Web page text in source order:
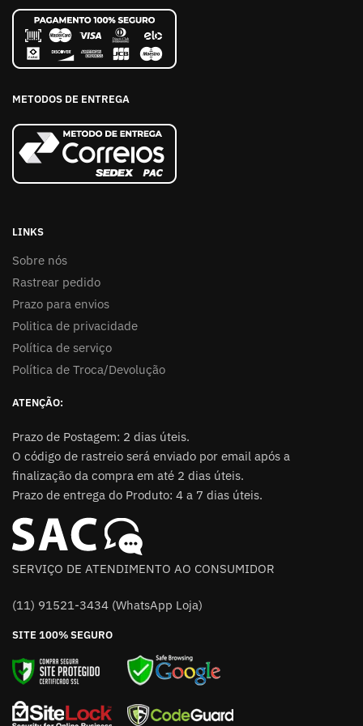
METODOS DE ENTREGA
LINKS
Sobre nós
Rastrear pedido
Prazo para envios
Politica de privacidade
Política de serviço
Política de Troca/Devolução
ATENÇÃO:
Prazo de Postagem: 2 dias úteis.
O código de rastreio será enviado por email após a
finalização da compra em até 2 dias úteis.
Prazo de entrega do Produto: 4 a 7 dias úteis.
SERVIÇO DE ATENDIMENTO AO CONSUMIDOR
(11) 91521-3434 (WhatsApp Loja)
SITE 100% SEGURO